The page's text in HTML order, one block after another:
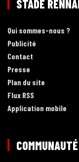
STADE
Qui sommes-nous ?
Publicité
Contact
Presse
Plan du site
Flux RSS
Application mobile
COMMUNAUTÉ